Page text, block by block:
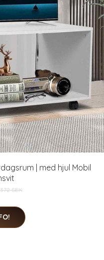
| med hjul Mobil
SEK